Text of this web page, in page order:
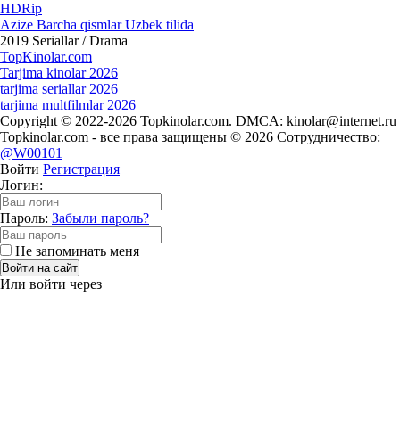
HDRip
Azize Barcha qismlar Uzbek tilida
2019 Seriallar / Drama
TopKinolar.com
Tarjima kinolar 2026
tarjima seriallar 2026
tarjima multfilmlar 2026
Copyright © 2022-2026 Topkinolar.com. DMCA: kinolar@internet.ru
Topkinolar.com - все права защищены © 2026 Сотрудничество:
@W00101
Войти Регистрация
Логин:
Пароль: Забыли пароль?
Не запоминать меня
Войти на сайт
Или войти через